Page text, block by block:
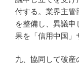
付する。業界主管
を整備し、異議
果を「信用中国」
九、協同して破産